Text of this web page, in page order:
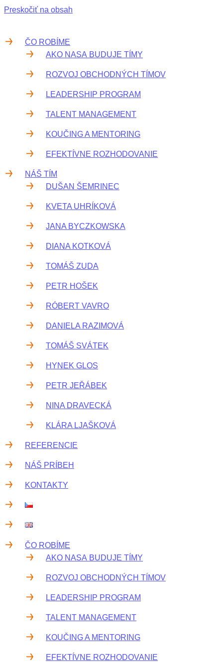
Preskočiť na obsah
ČO ROBÍME
AKO NASA BUDUJE TÍMY
ROZVOJ OBCHODNÝCH TÍMOV
LEADERSHIP PROGRAM
TALENT MANAGEMENT
KOUČING A MENTORING
EFEKTÍVNE ROZHODOVANIE
NÁŠ TÍM
DUŠAN ŠEMRINEC
KVETA UHRÍKOVÁ
JANA BYCZKOWSKA
DIANA KOTKOVÁ
TOMÁŠ ZUDA
PETR HOŠEK
RÓBERT VAVRO
DANIELA RAZIMOVÁ
TOMÁŠ SVÁTEK
HYNEK GLOS
PETR JEŘÁBEK
NINA DRAVECKÁ
KLÁRA LJAŠKOVÁ
REFERENCIE
NÁŠ PRÍBEH
KONTAKTY
ČO ROBÍME
AKO NASA BUDUJE TÍMY
ROZVOJ OBCHODNÝCH TÍMOV
LEADERSHIP PROGRAM
TALENT MANAGEMENT
KOUČING A MENTORING
EFEKTÍVNE ROZHODOVANIE